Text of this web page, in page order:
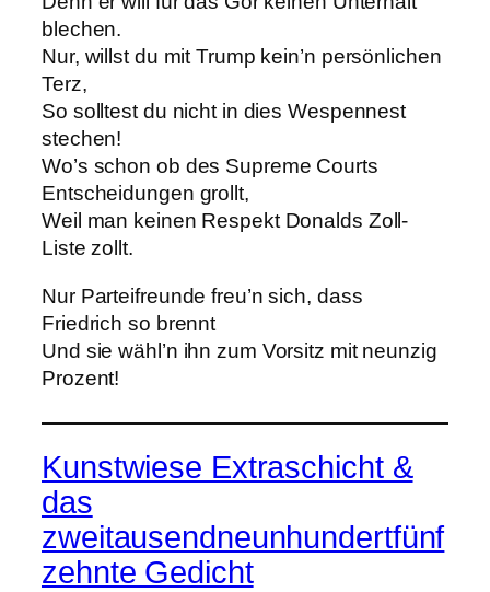
blechen.
Nur, willst du mit Trump kein’n persönlichen
Terz,
So solltest du nicht in dies Wespennest
stechen!
Wo’s schon ob des Supreme Courts
Entscheidungen grollt,
Weil man keinen Respekt Donalds Zoll-
Liste zollt.
Nur Parteifreunde freu’n sich, dass
Friedrich so brennt
Und sie wähl’n ihn zum Vorsitz mit neunzig
Prozent!
Kunstwiese Extraschicht &
das
zweitausendneunhundertfünf
zehnte Gedicht